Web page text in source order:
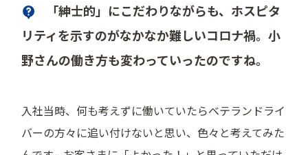
「紳士的」にこだわりながらも、ホスピタ
リティを示すのがなかなか難しいコロナ禍。小
野さんの働き方も変わっていったのですね。
入社当時、何も考えずに働いていたらベテランドライ
バーの方々に追い付けないと思い、色々と考えてみた